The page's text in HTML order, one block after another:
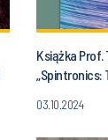
Książka
„Spintronics:
spinowej
03.10.2024